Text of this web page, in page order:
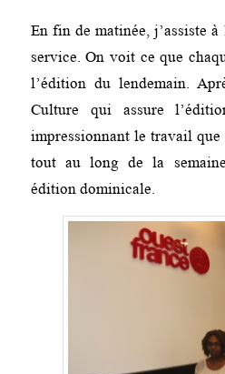
En fin de matinée, j’assiste
service. On voit ce que
l’édition du lendemain.
Culture qui assure
impressionnant le travail
tout au long de la
édition dominicale.